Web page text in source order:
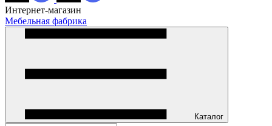
Интернет-магазин
Мебельная фабрика
Каталог